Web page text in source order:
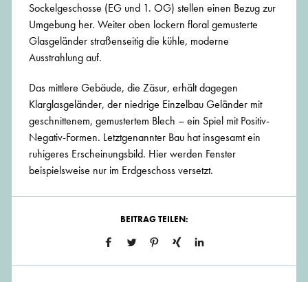
Sockelgeschosse (EG und 1. OG) stellen einen Bezug zur
Umgebung her. Weiter oben lockern floral gemusterte
Glasgeländer straßenseitig die kühle, moderne
Ausstrahlung auf.
Das mittlere Gebäude, die Zäsur, erhält dagegen
Klarglasgeländer, der niedrige Einzelbau Geländer mit
geschnittenem, gemustertem Blech – ein Spiel mit Positiv-
Negativ-Formen. Letztgenannter Bau hat insgesamt ein
ruhigeres Erscheinungsbild. Hier werden Fenster
beispielsweise nur im Erdgeschoss versetzt.
BEITRAG TEILEN: